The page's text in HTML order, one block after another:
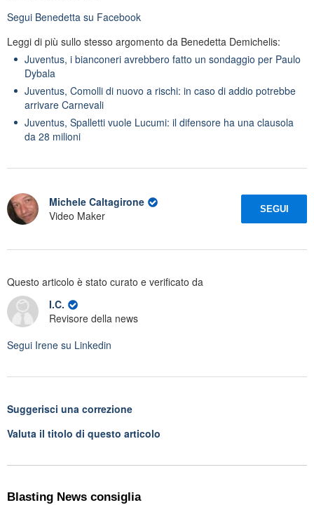
Segui Benedetta su Facebook
Leggi di più sullo stesso argomento da Benedetta Demichelis:
Juventus, i bianconeri avrebbero fatto un sondaggio per Paulo
Dybala
Juventus, Comolli di nuovo a rischi: in caso di addio potrebbe
arrivare Carnevali
Juventus, Spalletti vuole Lucumi: il difensore ha una clausola
da 28 milioni
Michele Caltagirone
Video Maker
SEGUI
Questo articolo è stato curato e verificato da
I.C.
Revisore della news
Segui Irene su Linkedin
Suggerisci una correzione
Valuta il titolo di questo articolo
Blasting News consiglia